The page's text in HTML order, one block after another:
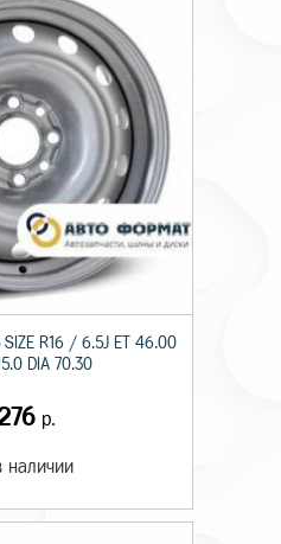
SIZE R16 / 6.5J ET 46.00
DIA 70.30
р.
наличии